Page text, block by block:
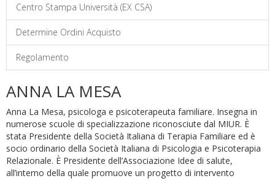
Centro Stampa Università (EX CSA)
Determine Ordini Acquisto
Regolamento
ANNA LA MESA
Anna La Mesa, psicologa e psicoterapeuta familiare. Insegna in
numerose scuole di specializzazione riconosciute dal MIUR. È
stata Presidente della Società Italiana di Terapia Familiare ed è
socio ordinario della Società Italiana di Psicologia e Psicoterapia
Relazionale. È Presidente dell’Associazione Idee di salute,
all’interno della quale promuove un progetto di intervento